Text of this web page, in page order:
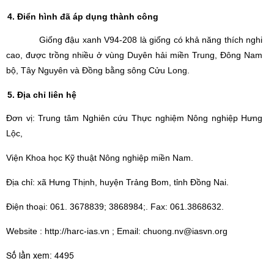
4. Điển hình đã áp dụng thành công
Giống đậu xanh V94-208 là giống có khả năng thích nghi
cao, được trồng nhiều ở vùng Duyên hải miền Trung, Đông Nam
bộ, Tây Nguyên và Đồng bằng sông Cửu Long.
5. Địa chỉ liên hệ
Đơn vị: Trung tâm Nghiên cứu Thực nghiệm Nông nghiệp Hưng
Lộc,
Viện Khoa học Kỹ thuật Nông nghiệp miền Nam.
Địa chỉ: xã Hưng Thịnh, huyện Trảng Bom, tỉnh Đồng Nai.
Điện thoại: 061. 3678839; 3868984;. Fax: 061.3868632.
Website : http://harc-ias.vn ; Email: chuong.nv@iasvn.org
Số lần xem: 4495